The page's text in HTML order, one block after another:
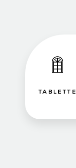
TABLETTE